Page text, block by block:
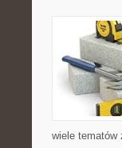
wiele tematów